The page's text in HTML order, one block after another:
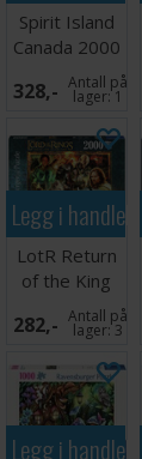
Spirit Island
Canada 2000
biter
328,- Antall på
lager:1
Legg i
LotR Return
of the King
2000 biter
282,- Antall på
lager:3
Legg i